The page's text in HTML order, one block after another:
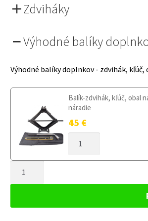
Zdviháky
Výhodné balíky
Výhodné balíky doplnkov - zdvihák,
Balík-zdvihák, kľúč, obal
náradie
45 €
DOJAZDOVÉ
OD
145/85R18